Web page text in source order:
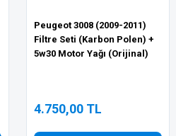
Peugeot 3008 (2009-2011)
Filtre Seti (Karbon Polen) +
5w30 Motor Yağı (Orijinal)
4.750,00 TL